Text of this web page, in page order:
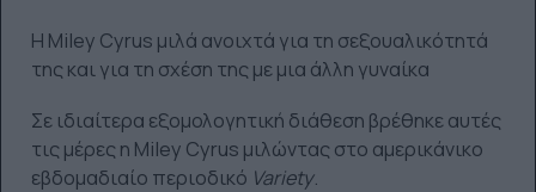
Η Miley Cyrus μιλά ανοιχτά για τη σεξουαλικότητά
της και για τη σχέση της με μια άλλη γυναίκα
Σε ιδιαίτερα εξομολογητική διάθεση βρέθηκε αυτές
τις μέρες η Miley Cyrus μιλώντας στο αμερικάνικο
εβδομαδιαίο περιοδικό Variety.